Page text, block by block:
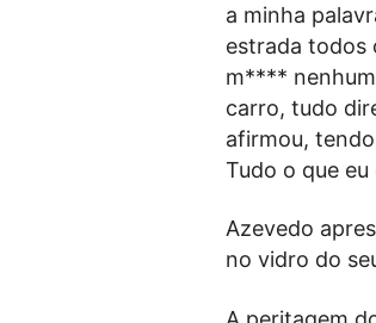
a minha
estrada todos
m****
carro, tudo
afirmou,
Tudo o que eu
Azevedo
no vidro do